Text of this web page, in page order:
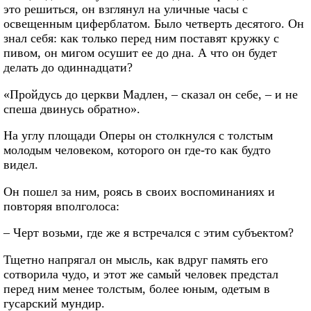
это решиться, он взглянул на уличные часы с
освещенным циферблатом. Было четверть десятого. Он
знал себя: как только перед ним поставят кружку с
пивом, он мигом осушит ее до дна. А что он будет
делать до одиннадцати?
«Пройдусь до церкви Мадлен, – сказал он себе, – и не
спеша двинусь обратно».
На углу площади Оперы он столкнулся с толстым
молодым человеком, которого он где-то как будто
видел.
Он пошел за ним, роясь в своих воспоминаниях и
повторяя вполголоса:
– Черт возьми, где же я встречался с этим субъектом?
Тщетно напрягал он мысль, как вдруг память его
сотворила чудо, и этот же самый человек предстал
перед ним менее толстым, более юным, одетым в
гусарский мундир.